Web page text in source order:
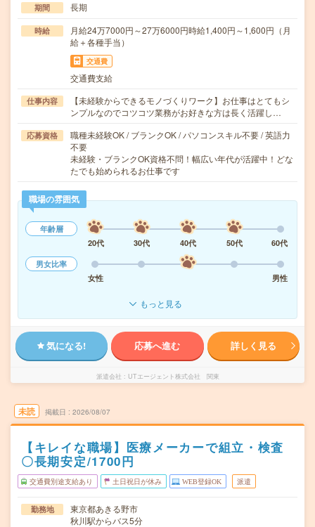
期間 長期
時給
月給24万7000円～27万6000円時給1,400円～1,600円（月
給＋各種手当）
交通費
交通費支給
仕事内容
【未経験からできるモノづくりワーク】お仕事はとてもシ
ンプルなのでコツコツ業務がお好きな方は長く活躍し…
応募資格
職種未経験OK / ブランクOK / パソコンスキル不要 / 英語力
不要
未経験・ブランクOK資格不問！幅広い年代が活躍中！どな
たでも始められるお仕事です
職場の雰囲気
年齢層
20代
30代 40代 50代
60代
男女比率
女性
男性
もっと見る
気になる! 応募へ進む 詳しく見る
派遣会社 UTエージェント株式会社 関東
未読 掲載日 2026/08/07
【キレイな職場】医療メーカーで組立・検査
〇長期安定/1700円
交通費別途支給あり 土日祝日が休み WEB登録OK 派遣
勤務地
東京都あきる野市
秋川駅からバス5分